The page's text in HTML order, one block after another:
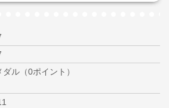
ダル（0ポイント）